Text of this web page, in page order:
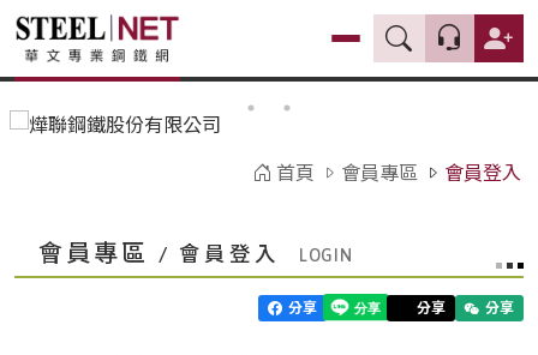
首頁 會員專區 會員登入
會員專區 / 會員登入
分享 分享 分享